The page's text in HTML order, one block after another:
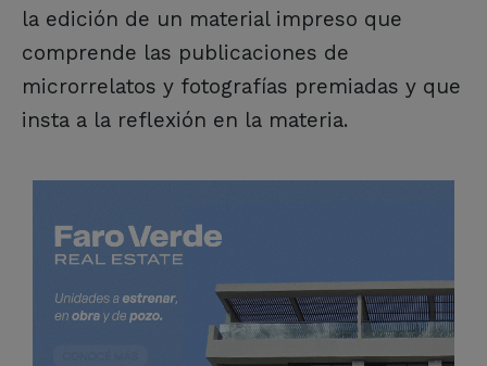
la edición de un material impreso que
comprende las publicaciones de
microrrelatos y fotografías premiadas y que
insta a la reflexión en la materia.